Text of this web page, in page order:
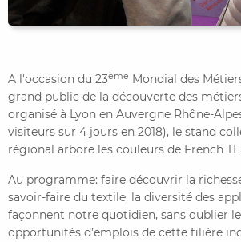
A l'occasion du 23ème Mondial des
grand public de la découverte des
organisé à Lyon en Auvergne Rhône-
visiteurs sur 4 jours en 2018), le stand
régional arbore les couleurs de French
Au programme: faire découvrir la
savoir-faire du textile, la diversité des
façonnent notre quotidien, sans oublier
opportunités d’emplois de cette filière